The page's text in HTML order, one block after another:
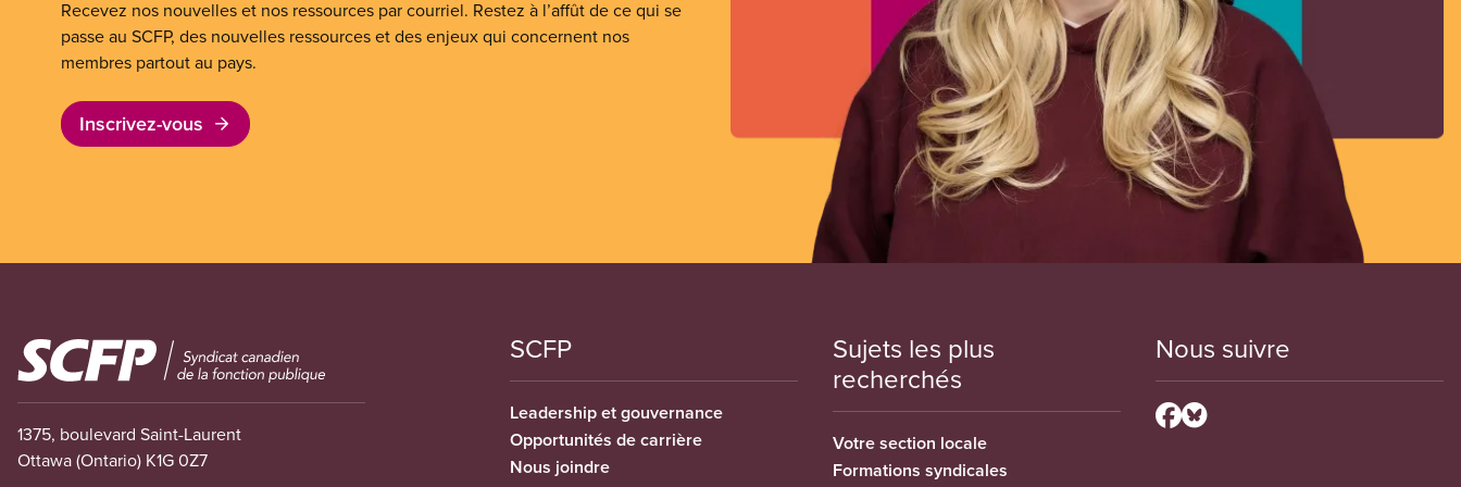
Recevez nos nouvelles et nos ressources par courriel. Restez à l’affût de ce qui se
passe au SCFP, des nouvelles ressources et des enjeux qui concernent nos
membres partout au pays.
Inscrivez-vous
Image
1375, boulevard Saint-Laurent
Ottawa (Ontario) K1G 0Z7
SCFP
Leadership et gouvernance
Opportunités de carrière
Nous joindre
Sujets les plus
recherchés
Votre section locale
Formations syndicales
Nous suivre